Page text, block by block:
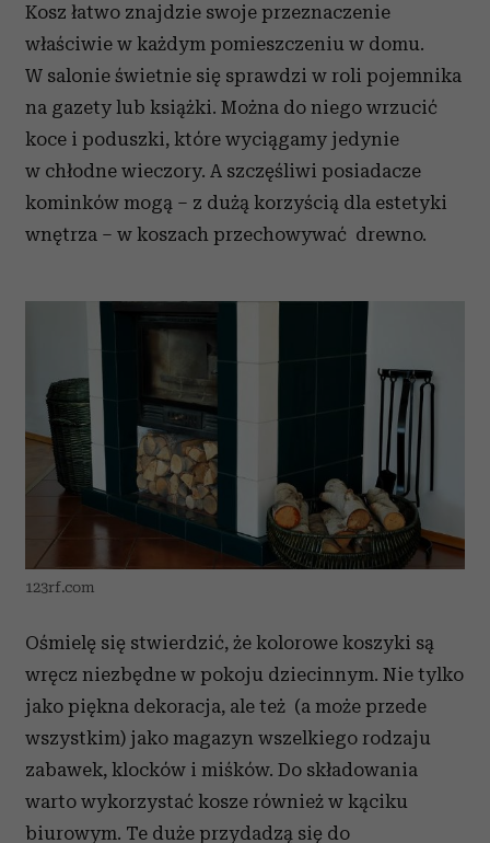
Kosz łatwo znajdzie swoje przeznaczenie
właściwie w każdym pomieszczeniu w domu.
W salonie świetnie się sprawdzi w roli pojemnika
na gazety lub książki. Można do niego wrzucić
koce i poduszki, które wyciągamy jedynie
w chłodne wieczory. A szczęśliwi posiadacze
kominków mogą – z dużą korzyścią dla estetyki
wnętrza – w koszach przechowywać drewno.
123rf.com
Ośmielę się stwierdzić, że kolorowe koszyki są
wręcz niezbędne w pokoju dziecinnym. Nie tylko
jako piękna dekoracja, ale też (a może przede
wszystkim) jako magazyn wszelkiego rodzaju
zabawek, klocków i miśków. Do składowania
warto wykorzystać kosze również w kąciku
biurowym. Te duże przydadzą się do